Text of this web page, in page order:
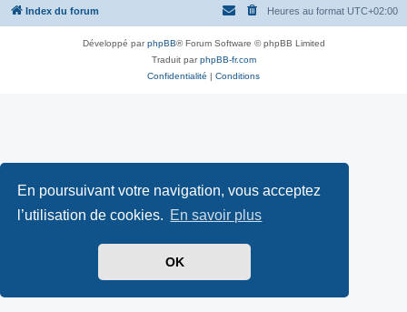
En poursuivant votre navigation, vous acceptez
l’utilisation de cookies. En savoir plus
OK
Index du forum Heures au format UTC+02:00
Développé parphpBB® Forum Software © phpBB Limited
Traduit parphpBB-fr.com
Confidentialité | Conditions